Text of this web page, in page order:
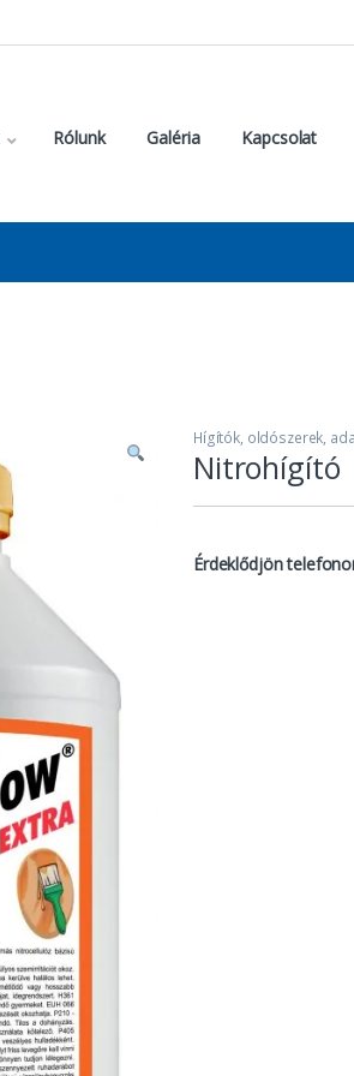
Rólunk Galéria Kapcsolat
Hígítók, oldószerek,
Nitrohígító
Érdeklődjön